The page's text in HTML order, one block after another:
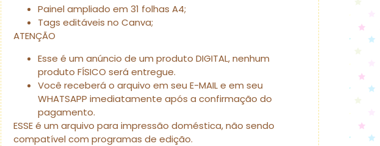
Painel ampliado em 31 folhas A4;
Tags editáveis no Canva;
ATENÇÃO
Esse é um anúncio de um produto DIGITAL, nenhum
produto FÍSICO será entregue.
Você receberá o arquivo em seu E-MAIL e em seu
WHATSAPP imediatamente após a confirmação do
pagamento.
ESSE é um arquivo para impressão doméstica, não sendo
compatível com programas de edição.